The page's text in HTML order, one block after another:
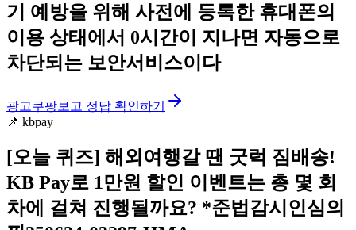
기 예방을 위해 사전에 등록한 휴대폰의
이용 상태에서 0시간이 지나면 자동으로
차단되는 보안서비스이다
광고쿠팡보고 정답 확인하기
📌 kbpay
[오늘 퀴즈] 해외여행갈 땐 굿럭 짐배송!
KB Pay로 1만원 할인 이벤트는 총 몇 회
차에 걸쳐 진행될까요? *준법감시인심의